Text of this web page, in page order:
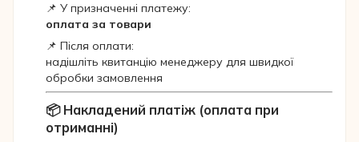
📌 У призначенні платежу:
оплата за товари
📌 Після оплати:
надішліть квитанцію менеджеру для швидкої
обробки замовлення
📦 Накладений платіж (оплата при
отриманні)